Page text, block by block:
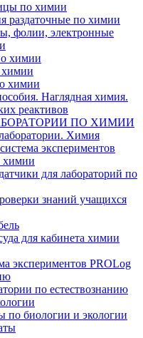
по химии
раздаточные по химии
фолии, электронные
химии
химии
Наглядная химия.
реактивов
ПО ХИМИИ
Химия
экспериментов
химии
для лабораторий по
знаний учащихся
для кабинета химии
экспериментов PROLog
по естествознанию
по биологии и экологии